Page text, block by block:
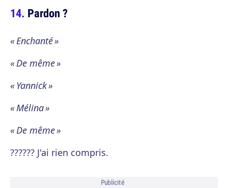
Pardon ?
« Enchanté »
« De même »
« Yannick »
« Mélina »
« De même »
?????? J'ai rien compris.
Publicité